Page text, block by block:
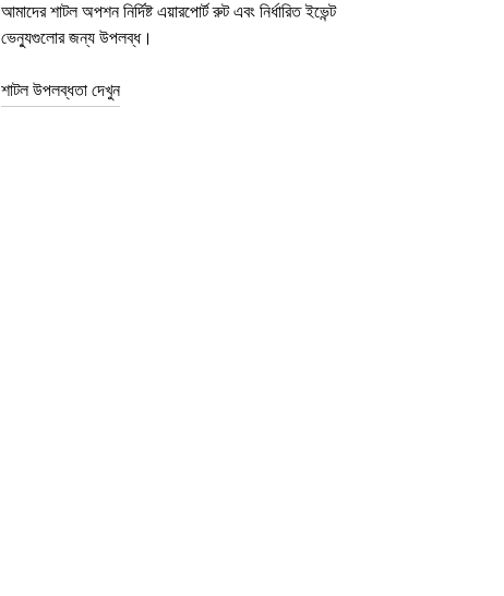
আমাদের শাটল অপশন নির্দিষ্ট এয়ারপোর্ট রুট এবং নির্ধারিত ইভেন্ট
ভেন্যুগুলোর জন্য উপলব্ধ।
শাটল উপলব্ধতা দেখুন